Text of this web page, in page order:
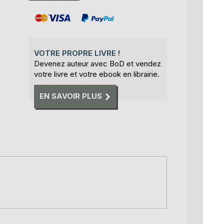
VOTRE PROPRE LIVRE !
Devenez auteur avec BoD et vendez
votre livre et votre ebook en librairie.
EN SAVOIR PLUS